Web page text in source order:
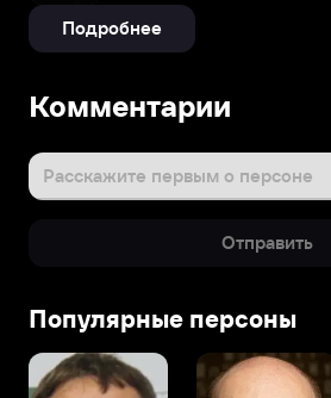
Подробнее
Комментарии
Расскажите первым о персоне
Отправить
Популярные персоны